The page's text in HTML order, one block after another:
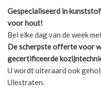
Gespecialiseerd in
voor hout!
Bel elke dag van de week
De scherpsteofferte voor
gecertificeerde
U wordt uiteraard ook
Ulestraten.